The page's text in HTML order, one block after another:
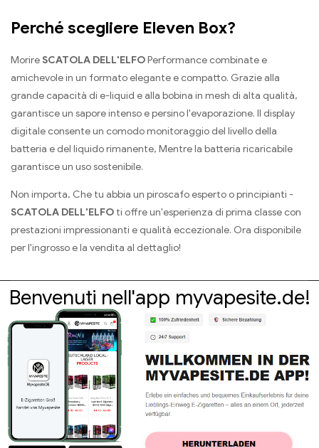
Perché scegliere Eleven Box?
MorireSCATOLA DELL'ELFOPerformance combinate e
amichevole in un formato elegante e compatto. Grazie alla
grande capacità di e-liquid e alla bobina in mesh di alta qualità,
garantisce un sapore intenso e persino l'evaporazione. Il display
digitale consente un comodo monitoraggio del livello della
batteria e del liquido rimanente, Mentre la batteria ricaricabile
garantisce un uso sostenibile.
Non importa, Che tu abbia un piroscafo esperto o principianti -
SCATOLA DELL'ELFO ti offre un'esperienza di prima classe con
prestazioni impressionanti e qualità eccezionale. Ora disponibile
per l'ingrosso e la vendita al dettaglio!
Benvenuti nell'app myvapesite.de!